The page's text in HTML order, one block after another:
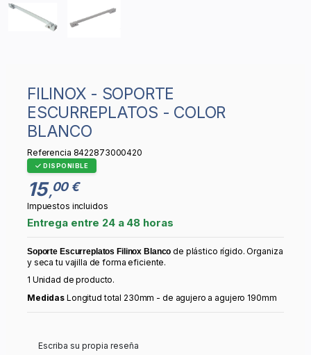
FILINOX - SOPORTE
ESCURREPLATOS - COLOR
BLANCO
Referencia 8422873000420
DISPONIBLE
15 ,00 €
Impuestos incluidos
Entrega entre 24 a 48 horas
Soporte Escurreplatos Filinox Blanco de plástico rígido. Organiza
y seca tu vajilla de forma eficiente.
1 Unidad de producto.
Medidas Longitud total 230mm - de agujero a agujero 190mm
Escriba su propia reseña